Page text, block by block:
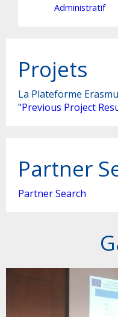
Administratif
Projets
La Plateforme
"Previous Project
Partner
Partner Search